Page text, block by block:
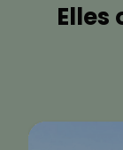
Elles